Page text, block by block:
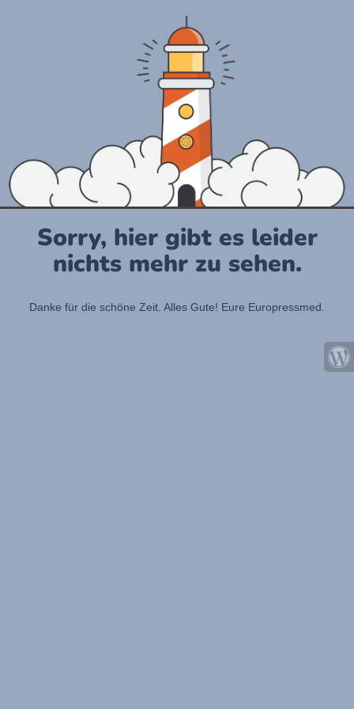
Sorry, hier gibt es leider
nichts mehr zu sehen.
Danke für die schöne Zeit. Alles Gute! Eure Europressmed.